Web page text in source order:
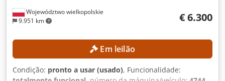
Województwo wielkopolskie
9.951 km
€ 6.300
Em leilão
Condição: pronto a usar (usado), Funcionalidade: